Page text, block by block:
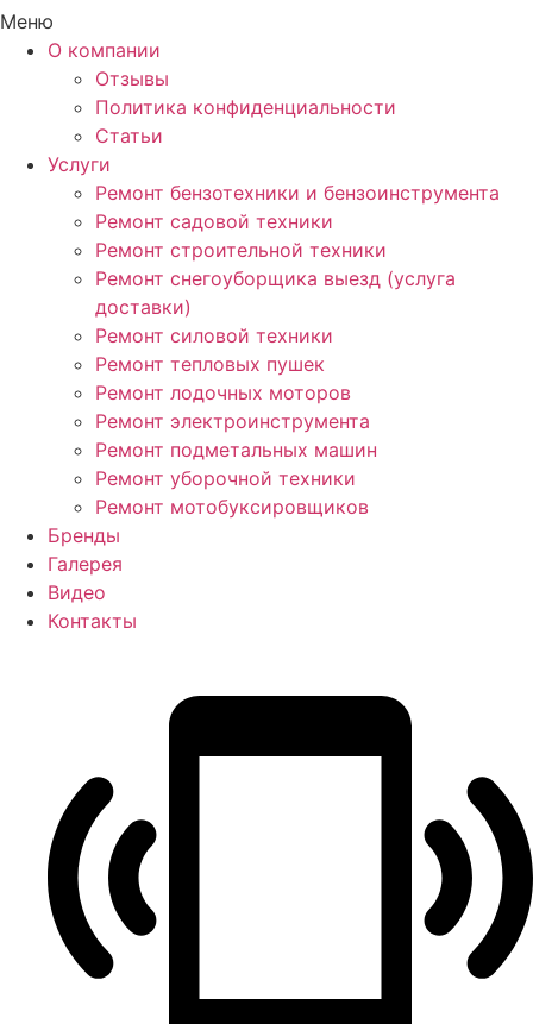
Меню
О компании
Отзывы
Политика конфиденциальности
Статьи
Услуги
Ремонт бензотехники и бензоинструмента
Ремонт садовой техники
Ремонт строительной техники
Ремонт снегоуборщика выезд (услуга
доставки)
Ремонт силовой техники
Ремонт тепловых пушек
Ремонт лодочных моторов
Ремонт электроинструмента
Ремонт подметальных машин
Ремонт уборочной техники
Ремонт мотобуксировщиков
Бренды
Галерея
Видео
Контакты